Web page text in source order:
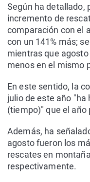
Según ha detallado,
incremento de
comparación con el
con un 141% más;
mientras que
menos en el mismo
En este sentido, la
julio de este año
(tiempo)" que el año
Además, ha
agosto fueron los
rescates en
respectivamente.